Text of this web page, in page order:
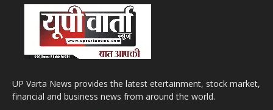
UP Varta News provides the latest etertainment, stock market,
financial and business news from around the world.